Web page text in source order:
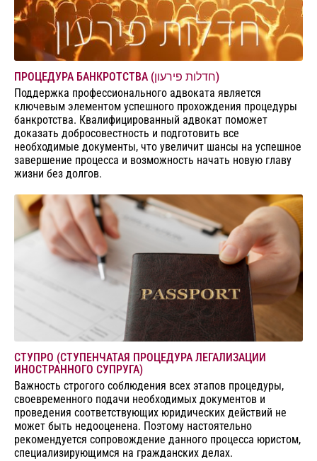
ПРОЦЕДУРА БАНКРОТСТВА (חדלות פירעון)
Поддержка профессионального адвоката является
ключевым элементом успешного прохождения процедуры
банкротства. Квалифицированный адвокат поможет
доказать добросовестность и подготовить все
необходимые документы, что увеличит шансы на успешное
завершение процесса и возможность начать новую главу
жизни без долгов.
СТУПРО (СТУПЕНЧАТАЯ ПРОЦЕДУРА ЛЕГАЛИЗАЦИИ
ИНОСТРАННОГО СУПРУГА)
Важность строгого соблюдения всех этапов процедуры,
своевременного подачи необходимых документов и
проведения соответствующих юридических действий не
может быть недооценена. Поэтому настоятельно
рекомендуется сопровождение данного процесса юристом,
специализирующимся на гражданских делах.